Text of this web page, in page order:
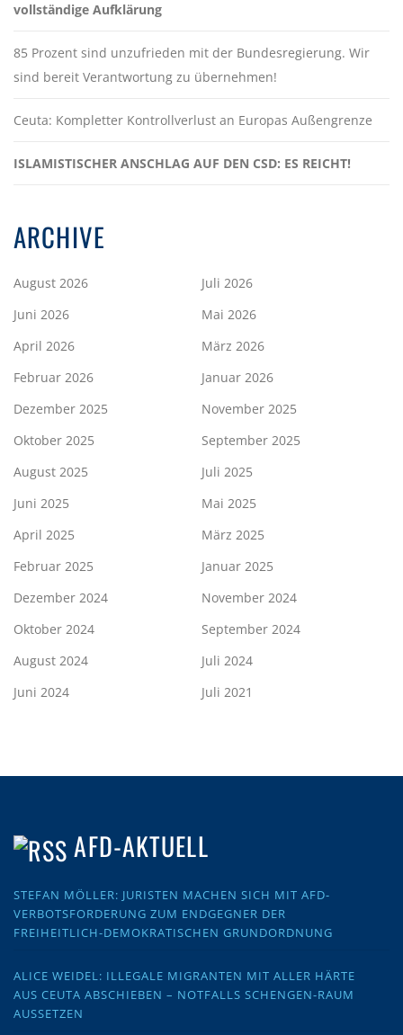
vollständige Aufklärung
85 Prozent sind unzufrieden mit der Bundesregierung. Wir
sind bereit Verantwortung zu übernehmen!
Ceuta: Kompletter Kontrollverlust an Europas Außengrenze
ISLAMISTISCHER ANSCHLAG AUF DEN CSD: ES REICHT!
ARCHIVE
August 2026
Juli 2026
Juni 2026
Mai 2026
April 2026
März 2026
Februar 2026
Januar 2026
Dezember 2025
November 2025
Oktober 2025
September 2025
August 2025
Juli 2025
Juni 2025
Mai 2025
April 2025
März 2025
Februar 2025
Januar 2025
Dezember 2024
November 2024
Oktober 2024
September 2024
August 2024
Juli 2024
Juni 2024
Juli 2021
AFD-AKTUELL
STEFAN MÖLLER: JURISTEN MACHEN SICH MIT AFD-
VERBOTSFORDERUNG ZUM ENDGEGNER DER
FREIHEITLICH-DEMOKRATISCHEN GRUNDORDNUNG
ALICE WEIDEL: ILLEGALE MIGRANTEN MIT ALLER HÄRTE
AUS CEUTA ABSCHIEBEN – NOTFALLS SCHENGEN-RAUM
AUSSETZEN